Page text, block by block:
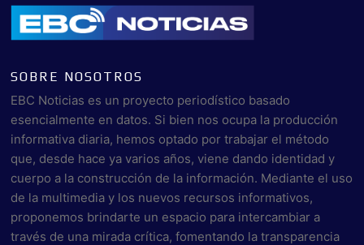
SOBRE NOSOTROS
EBC Noticias es un proyecto periodístico basado
esencialmente en datos. Si bien nos ocupa la producción
informativa diaria, hemos optado por trabajar el método
que, desde hace ya varios años, viene dando identidad y
cuerpo a la construcción de la información. Mediante el uso
de la multimedia y los nuevos recursos informativos,
proponemos brindarte un espacio para intercambiar a
través de una mirada crítica, fomentando la transparencia